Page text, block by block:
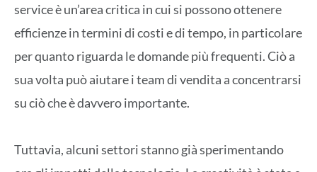
service è un’area critica in cui si possono ottenere
efficienze in termini di costi e di tempo, in particolare
per quanto riguarda le domande più frequenti. Ciò a
sua volta può aiutare i team di vendita a concentrarsi
su ciò che è davvero importante.
Tuttavia, alcuni settori stanno già sperimentando